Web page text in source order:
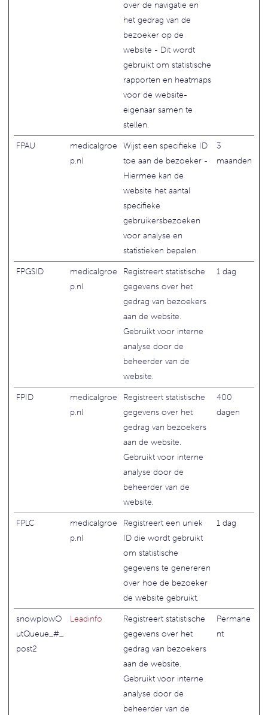
over de navigatie en
het gedrag van de
bezoeker op de
website - Dit wordt
gebruikt om statistische
rapporten en heatmaps
voor de website-
eigenaar samen te
stellen.
FPAU
medicalgroe
p.nl
Wijst een specifieke ID
toe aan de bezoeker -
Hiermee kan de
website het aantal
specifieke
gebruikersbezoeken
voor analyse en
statistieken bepalen.
3
maanden
FPGSID
medicalgroe
p.nl
Registreert statistische
gegevens over het
gedrag van bezoekers
aan de website.
Gebruikt voor interne
analyse door de
beheerder van de
website.
1 dag
FPID
medicalgroe
p.nl
Registreert statistische
gegevens over het
gedrag van bezoekers
aan de website.
Gebruikt voor interne
analyse door de
beheerder van de
website.
400
dagen
FPLC
medicalgroe
p.nl
Registreert een uniek
ID die wordt gebruikt
om statistische
gegevens te genereren
over hoe de bezoeker
de website gebruikt.
1 dag
snowplowO
utQueue_#_
post2
Leadinfo
Registreert statistische
gegevens over het
gedrag van bezoekers
aan de website.
Gebruikt voor interne
analyse door de
beheerder van de
Permane
nt